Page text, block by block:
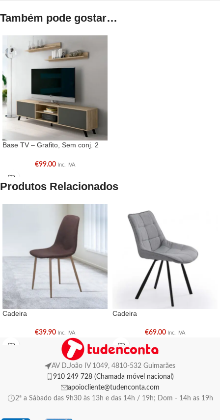
Também pode gostar…
Base TV – Grafito, Sem conj. 2
€99.00 Inc. IVA
Produtos Relacionados
Cadeira
€39.90 Inc. IVA
Cadeira
€69.00 Inc. IVA
AV D.João IV 1049, 4810-532 Guimarães
910 249 728 (Chamada móvel nacional)
apoiocliente@tudenconta.com
2ª a Sábado das 9h30 às 13h e das 14h / 19h; Dom - 14h as 19h